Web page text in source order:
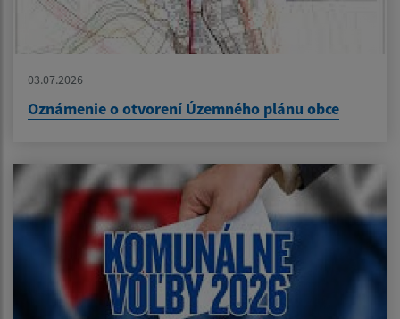
03.07.2026
Oznámenie o otvorení Územného plánu obce